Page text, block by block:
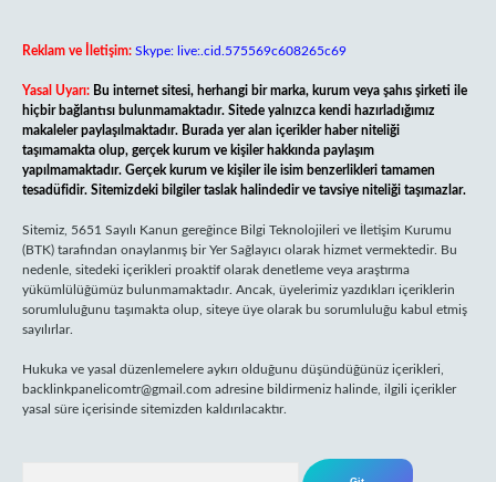
Reklam ve İletişim: Skype: live:.cid.575569c608265c69
Yasal Uyarı: Bu internet sitesi, herhangi bir marka, kurum veya şahıs şirketi ile
hiçbir bağlantısı bulunmamaktadır. Sitede yalnızca kendi hazırladığımız
makaleler paylaşılmaktadır. Burada yer alan içerikler haber niteliği
taşımamakta olup, gerçek kurum ve kişiler hakkında paylaşım
yapılmamaktadır. Gerçek kurum ve kişiler ile isim benzerlikleri tamamen
tesadüfidir. Sitemizdeki bilgiler taslak halindedir ve tavsiye niteliği taşımazlar.
Sitemiz, 5651 Sayılı Kanun gereğince Bilgi Teknolojileri ve İletişim Kurumu
(BTK) tarafından onaylanmış bir Yer Sağlayıcı olarak hizmet vermektedir. Bu
nedenle, sitedeki içerikleri proaktif olarak denetleme veya araştırma
yükümlülüğümüz bulunmamaktadır. Ancak, üyelerimiz yazdıkları içeriklerin
sorumluluğunu taşımakta olup, siteye üye olarak bu sorumluluğu kabul etmiş
sayılırlar.
Hukuka ve yasal düzenlemelere aykırı olduğunu düşündüğünüz içerikleri,
backlinkpanelicomtr@gmail.com adresine bildirmeniz halinde, ilgili içerikler
yasal süre içerisinde sitemizden kaldırılacaktır.